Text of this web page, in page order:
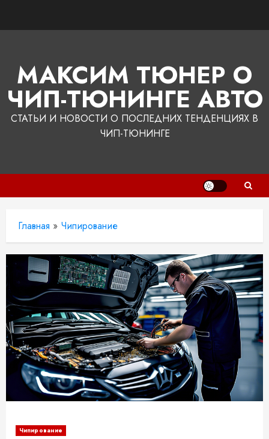
МАКСИМ ТЮНЕР О
ЧИП-ТЮНИНГЕ АВТО
СТАТЬИ И НОВОСТИ О ПОСЛЕДНИХ ТЕНДЕНЦИЯХ В
ЧИП-ТЮНИНГЕ
Главная » Чипирование
Чипирование